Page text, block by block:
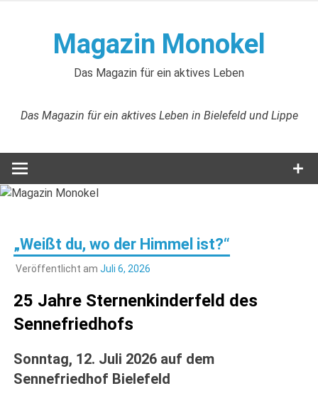
Magazin Monokel
Das Magazin für ein aktives Leben
Das Magazin für ein aktives Leben in Bielefeld und Lippe
„Weißt du, wo der Himmel ist?“
Veröffentlicht am Juli 6, 2026
25 Jahre Sternenkinderfeld des
Sennefriedhofs
Sonntag, 12. Juli 2026 auf dem
Sennefriedhof Bielefeld